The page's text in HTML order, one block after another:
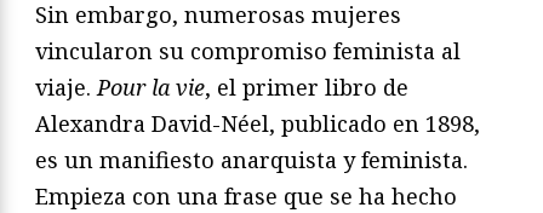
Sin embargo, numerosas mujeres
vincularon su compromiso feminista al
viaje.Pour la vie, el primer libro de
Alexandra David-Néel, publicado en 1898,
es un manifiesto anarquista y feminista.
Empieza con una frase que se ha hecho